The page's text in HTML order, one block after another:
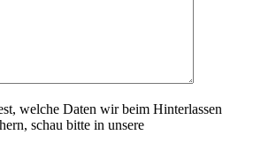
welche Daten wir beim Hinterlassen
schau bitte in unsere